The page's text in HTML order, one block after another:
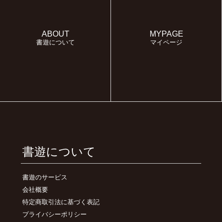
ABOUT
書遊について
MYPAGE
マイページ
書遊について
書遊のサービス
会社概要
特定商取引法に基づく表記
プライバシーポリシー